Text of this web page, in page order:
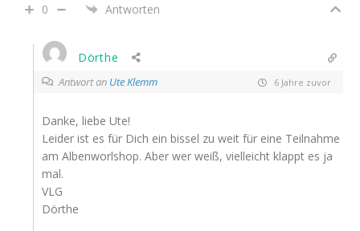
0 Antworten
Dörthe
Antwort an Ute Klemm 6 Jahre zuvor
Danke, liebe Ute!
Leider ist es für Dich ein bissel zu weit für eine Teilnahme
am Albenworlshop. Aber wer weiß, vielleicht klappt es ja
mal.
VLG
Dörthe